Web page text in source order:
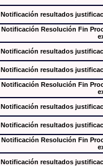
Notificación resultados
Notificación Resolución Fin
Notificación resultados
Notificación resultados
Notificación Resolución Fin
Notificación resultados
Notificación resultados
Notificación Resolución Fin
Notificación resultados